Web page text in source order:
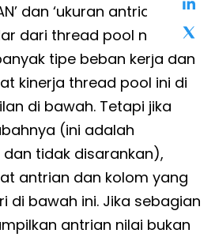
dan ‘ukuran antrian’nya.
dari thread pool nyaris
tipe beban kerja dan
kinerja thread pool ini di
di bawah. Tetapi jika
(ini adalah
tidak disarankan),
antrian dan kolom yang
di bawah ini. Jika sebagian
antrian nilai bukan